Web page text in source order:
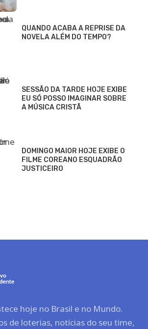
QUANDO ACABA A REPRISE DA
NOVELA ALÉM DO TEMPO?
SESSÃO DA TARDE HOJE EXIBE
EU SÓ POSSO IMAGINAR SOBRE
A MÚSICA CRISTÃ
DOMINGO MAIOR HOJE EXIBE O
FILME COREANO ESQUADRÃO
JUSTICEIRO
hoje no Brasil e no Mundo.
de loterias, notícias do seu time,